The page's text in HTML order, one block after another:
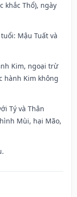
khắc Thổ), ngày
Mậu Tuất và
Kim, ngoại trừ
hành Kim không
Tý và Thân
Mùi, hại Mão,